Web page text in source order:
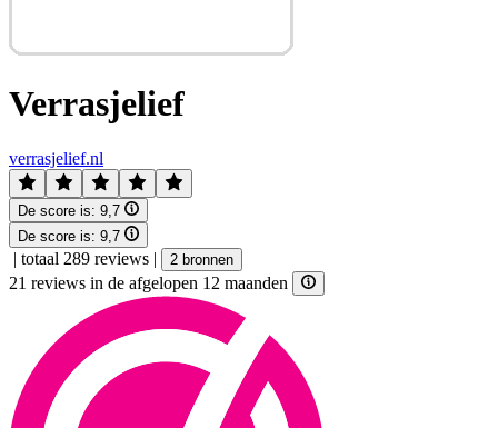
Verrasjelief
verrasjelief.nl
De score is: 9,7
De score is: 9,7
| totaal 289 reviews | 2 bronnen
21 reviews in de afgelopen 12 maanden